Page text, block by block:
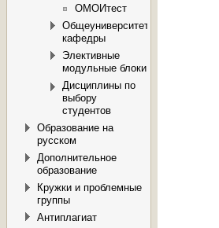
ОМОИтест
Общеуниверситетские
кафедры
Элективные
модульные блоки
Дисциплины по
выбору
студентов
Образование на
русском
Дополнительное
образование
Кружки и проблемные
группы
Антиплагиат